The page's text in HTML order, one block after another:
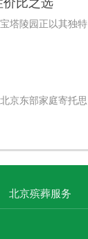
价比之选
塔陵园正以其独特
京东部家庭寄托思
北京殡葬服务